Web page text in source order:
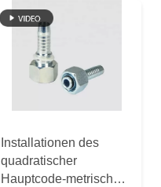
Installationen des
quadratischer
Hauptcode-metrische